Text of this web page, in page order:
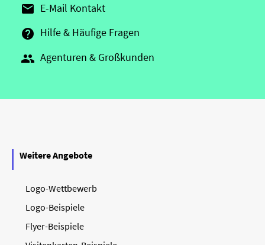
 E-Mail Kontakt
 Hilfe & Häufige Fragen
 Agenturen & Großkunden
Weitere Angebote
Logo-Wettbewerb
Logo-Beispiele
Flyer-Beispiele